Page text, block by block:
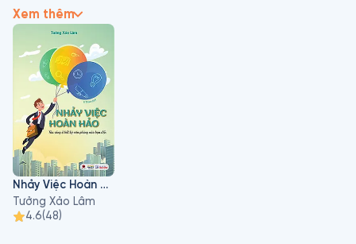
người tuyển dụng, Tưởng Xảo Lâm đã đúc kết ra những bài
học và giá trị quý giá trong quá trình tìm kiếm công việc phù
Xem thêm
Nhảy Việc Hoàn Hảo
Tưởng Xảo Lâm
4.6(48)